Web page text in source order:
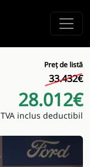
Preț de listă
33.432€
28.012€
TVA inclus deductibil